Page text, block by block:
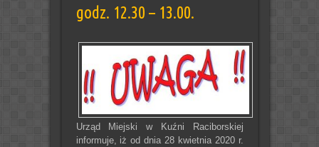
godz. 12.30 – 13.00.
Urząd Miejski w Kuźni Raciborskiej
informuje, iż od dnia 28 kwietnia 2020 r.